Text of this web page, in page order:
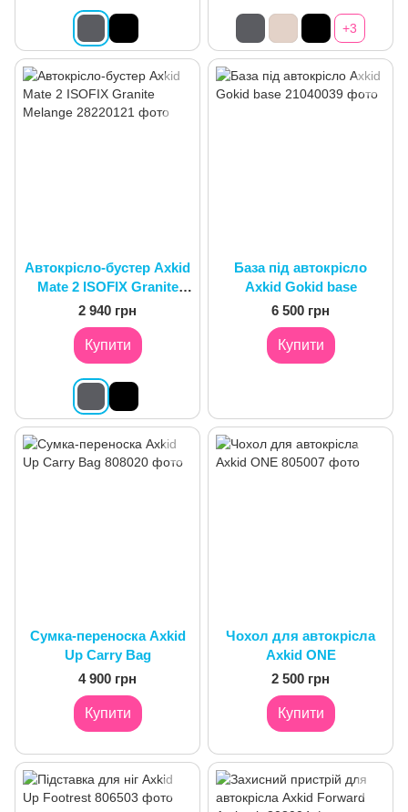
+3
Автокрісло-бустер Axkid
Mate 2 ISOFIX Granite
Melange
2 940 грн
Купити
База під автокрісло
Axkid Gokid base
6 500 грн
Купити
Сумка-переноска Axkid
Up Carry Bag
4 900 грн
Купити
Чохол для автокрісла
Axkid ONE
2 500 грн
Купити